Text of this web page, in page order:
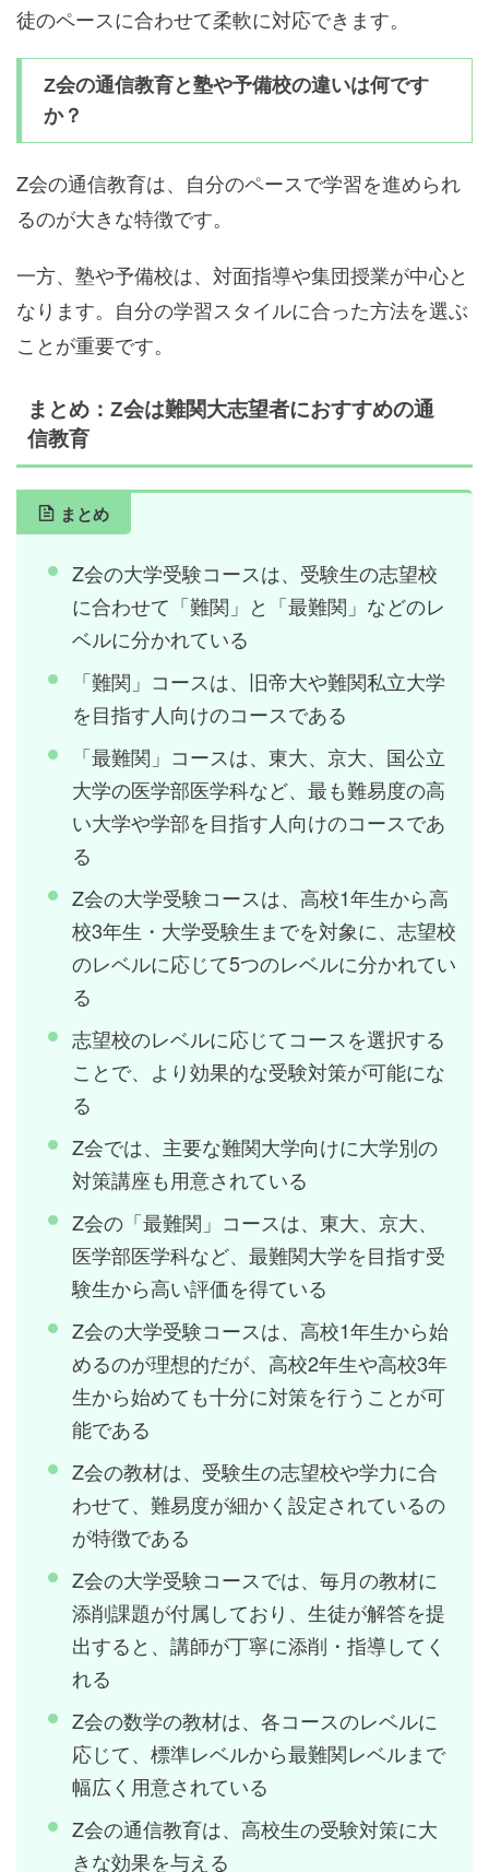
徒のペースに合わせて柔軟に対応できます。
Z会の通信教育と塾や予備校の違いは何です
か？
Z会の通信教育は、自分のペースで学習を進められ
るのが大きな特徴です。
一方、塾や予備校は、対面指導や集団授業が中心と
なります。自分の学習スタイルに合った方法を選ぶ
ことが重要です。
まとめ：Z会は難関大志望者におすすめの通
信教育
まとめ
Z会の大学受験コースは、受験生の志望校
に合わせて「難関」と「最難関」などのレ
ベルに分かれている
「難関」コースは、旧帝大や難関私立大学
を目指す人向けのコースである
「最難関」コースは、東大、京大、国公立
大学の医学部医学科など、最も難易度の高
い大学や学部を目指す人向けのコースであ
る
Z会の大学受験コースは、高校1年生から高
校3年生・大学受験生までを対象に、志望校
のレベルに応じて5つのレベルに分かれてい
る
志望校のレベルに応じてコースを選択する
ことで、より効果的な受験対策が可能にな
る
Z会では、主要な難関大学向けに大学別の
対策講座も用意されている
Z会の「最難関」コースは、東大、京大、
医学部医学科など、最難関大学を目指す受
験生から高い評価を得ている
Z会の大学受験コースは、高校1年生から始
めるのが理想的だが、高校2年生や高校3年
生から始めても十分に対策を行うことが可
能である
Z会の教材は、受験生の志望校や学力に合
わせて、難易度が細かく設定されているの
が特徴である
Z会の大学受験コースでは、毎月の教材に
添削課題が付属しており、生徒が解答を提
出すると、講師が丁寧に添削・指導してく
れる
Z会の数学の教材は、各コースのレベルに
応じて、標準レベルから最難関レベルまで
幅広く用意されている
Z会の通信教育は、高校生の受験対策に大
きな効果を与える